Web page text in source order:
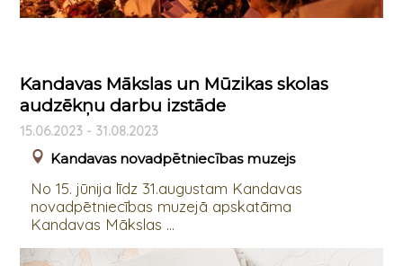
Kandavas Mākslas un Mūzikas skolas
audzēkņu darbu izstāde
15.06.2023 - 31.08.2023
Kandavas novadpētniecības muzejs
No 15. jūnija līdz 31.augustam Kandavas
novadpētniecības muzejā apskatāma
Kandavas Mākslas ...